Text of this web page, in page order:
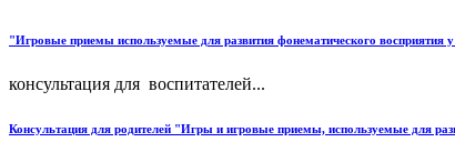
"Игровые приемы используемые для развития фонематического восприятия
консультация для воспитателей...
Консультация для родителей "Игры и игровые приемы, используемые для